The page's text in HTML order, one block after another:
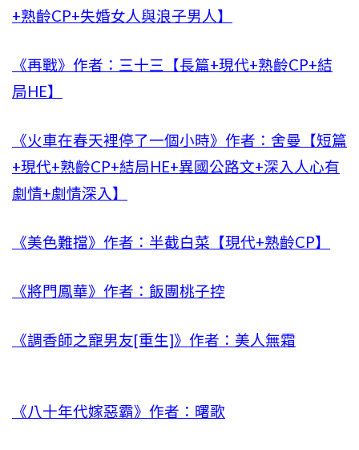
+熟齡CP+失婚女人與浪子男人】
《再戰》作者：三十三【長篇+現代+熟齡CP+結
局HE】
《火車在春天裡停了一個小時》作者：舍曼【短篇
+現代+熟齡CP+結局HE+異國公路文+深入人心有
劇情+劇情深入】
《美色難擋》作者：半截白菜【現代+熟齡CP】
《將門鳳華》作者：飯團桃子控
《調香師之寵男友[重生]》作者：美人無霜
《八十年代嫁惡霸》作者：曙歌